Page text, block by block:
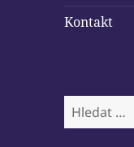
Kontakt
Vyhledávání